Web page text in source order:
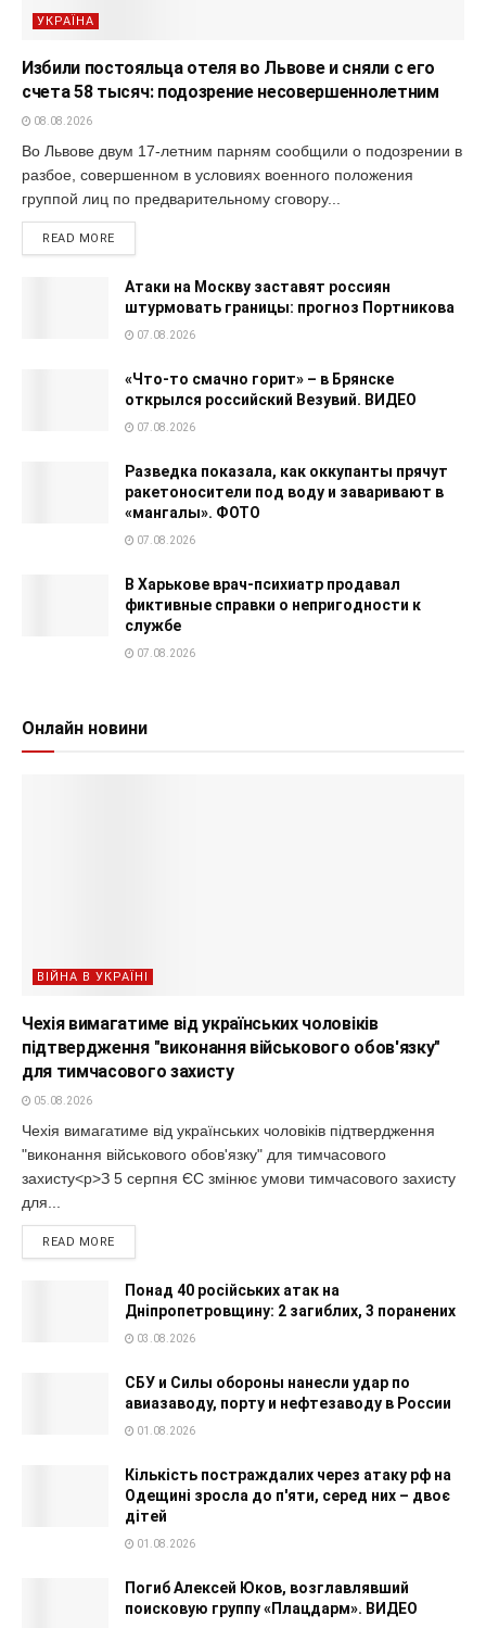
УКРАЇНА
Избили постояльца отеля во Львове и сняли с его
счета 58 тысяч: подозрение несовершеннолетним
08.08.2026
Во Львове двум 17-летним парням сообщили о подозрении в
разбое, совершенном в условиях военного положения
группой лиц по предварительному сговору...
READ MORE
Атаки на Москву заставят россиян
штурмовать границы: прогноз Портникова
07.08.2026
«Что-то смачно горит» – в Брянске
открылся российский Везувий. ВИДЕО
07.08.2026
Разведка показала, как оккупанты прячут
ракетоносители под воду и заваривают в
«мангалы». ФОТО
07.08.2026
В Харькове врач-психиатр продавал
фиктивные справки о непригодности к
службе
07.08.2026
Онлайн новини
ВІЙНА В УКРАЇНІ
Чехія вимагатиме від українських чоловіків
підтвердження "виконання військового обов'язку"
для тимчасового захисту
05.08.2026
Чехія вимагатиме від українських чоловіків підтвердження
"виконання військового обов'язку" для тимчасового
захисту<p>З 5 серпня ЄС змінює умови тимчасового захисту
для...
READ MORE
Понад 40 російських атак на
Дніпропетровщину: 2 загиблих, 3 поранених
03.08.2026
СБУ и Силы обороны нанесли удар по
авиазаводу, порту и нефтезаводу в России
01.08.2026
Кількість постраждалих через атаку рф на
Одещині зросла до п'яти, серед них – двоє
дітей
01.08.2026
Погиб Алексей Юков, возглавлявший
поисковую группу «Плацдарм». ВИДЕО